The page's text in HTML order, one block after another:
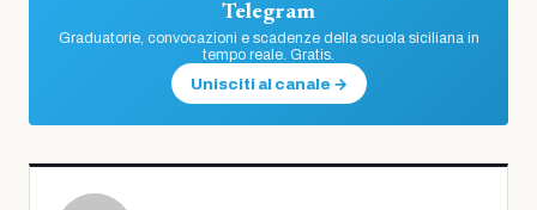
Telegram
Graduatorie, convocazioni e scadenze della scuola siciliana in
tempo reale. Gratis.
Unisciti al canale →